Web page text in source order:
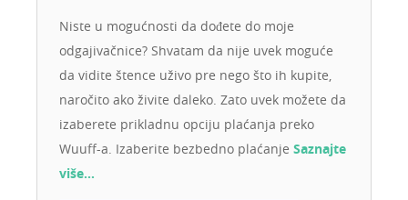
Niste u mogućnosti da dođete do moje
odgajivačnice? Shvatam da nije uvek moguće
da vidite štence uživo pre nego što ih kupite,
naročito ako živite daleko. Zato uvek možete da
izaberete prikladnu opciju plaćanja preko
Wuuff-a. Izaberite bezbedno plaćanje Saznajte
više…